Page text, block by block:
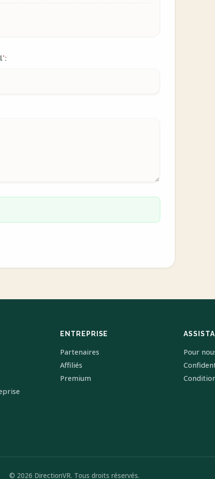
*:
ENTREPRISE
Partenaires
Affiliés
Premium
Pour
© 2026 DirectionVR. Tous droits réservés.